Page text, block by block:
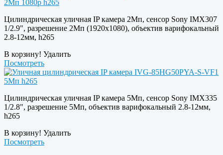
Цилиндрическая уличная IP камера 2Мп, сенсор Sony IMX307
1/2.9", разрешение 2Мп (1920х1080), объектив варифокальный
2.8-12мм, h265
В корзину! Удалить
Посмотреть
Цилиндрическая уличная IP камера 5Мп, сенсор Sony IMX335
1/2.8", разрешение 5Мп, объектив варифокальный 2.8-12мм,
h265
В корзину! Удалить
Посмотреть